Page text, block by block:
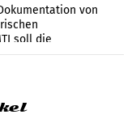
von
soll die
Manipulation und